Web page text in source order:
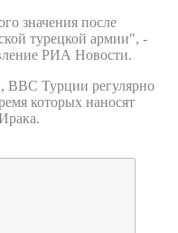
значения после
турецкой армии", -
РИА Новости.
ВВС Турции регулярно
которых наносят